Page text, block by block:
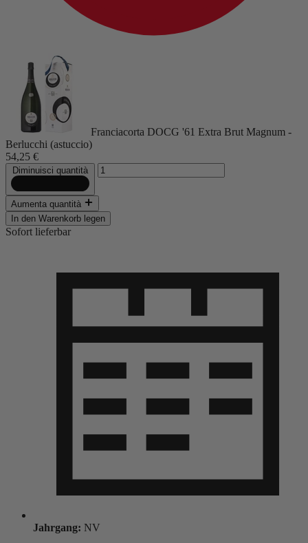
Franciacorta DOCG '61 Extra Brut Magnum -
Berlucchi (astuccio)
54,25 €
Diminuisci quantità
Aumenta quantità
In den Warenkorb legen
Sofort lieferbar
Jahrgang: NV